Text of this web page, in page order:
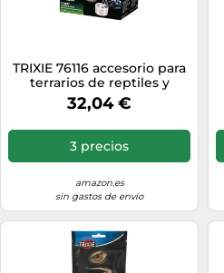
TRIXIE 76116 accesorio para
terrarios de reptiles y
anfibios
32,04 €
3 precios
amazon.es
sin gastos de envío